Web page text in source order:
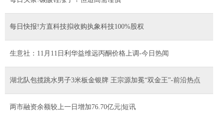
每日快报!方直科技拟收购执象科技100%股权
生意社：11月11日利华益维远丙酮价格上调-今日热闻
湖北队包揽跳水男子3米板金银牌 王宗源加冕“双金王”-前沿热点
两市融资余额较上一日增加76.70亿元|短讯